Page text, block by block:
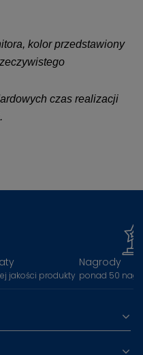
kolor przedstawiony
czas realizacji
jakości produkty
Nagrody
ponad 50